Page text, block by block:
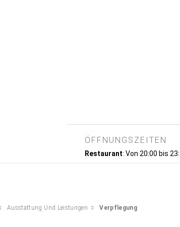
ÖFFNUNGSZEITEN
Restaurant: Von 20:00 bis
Ausstattung Und Leistungen Verpflegung